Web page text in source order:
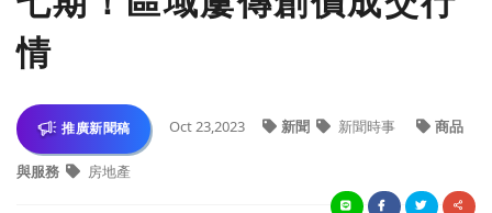
情
推廣新聞稿 Oct 23,2023 新聞 新聞時事 商品
與服務 房地產